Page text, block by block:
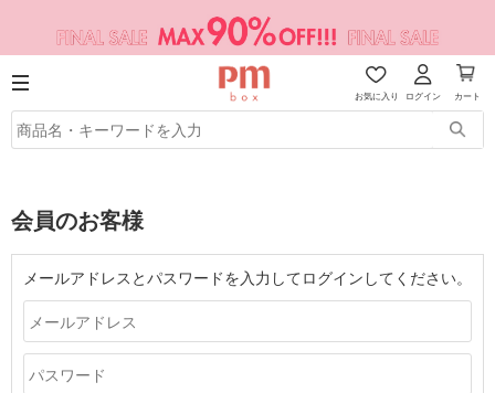
お気に入り ログイン カート
会員のお客様
メールアドレスとパスワードを入力してログインしてください。